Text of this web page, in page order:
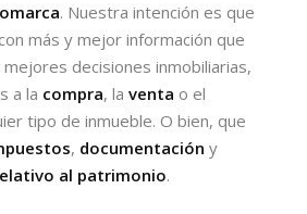
. Nuestra intención es que
más y mejor información que
decisiones inmobiliarias,
a la compra, la venta o el
tipo de inmueble. O bien, que
, documentación y
al patrimonio.